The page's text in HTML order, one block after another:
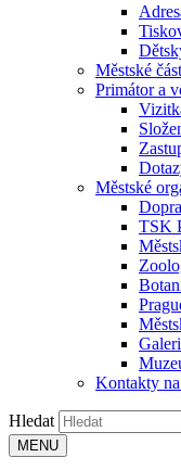
Městské
Primátor a
Městské
TSK
Kontakty
Hledat
MENU